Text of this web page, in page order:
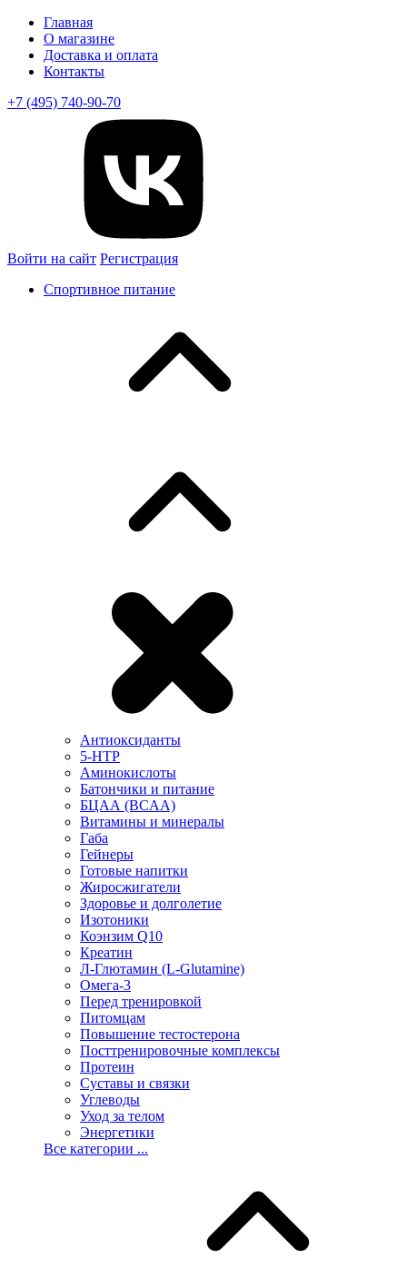
Главная
О магазине
Доставка и оплата
Контакты
+7 (495) 740-90-70
Войти на сайт Регистрация
Спортивное питание
Антиоксиданты
5-HTP
Аминокислоты
Батончики и питание
БЦАА (BCAA)
Витамины и минералы
Габа
Гейнеры
Готовые напитки
Жиросжигатели
Здоровье и долголетие
Изотоники
Коэнзим Q10
Креатин
Л-Глютамин (L-Glutamine)
Омега-3
Перед тренировкой
Питомцам
Повышение тестостерона
Посттренировочные комплексы
Протеин
Суставы и связки
Углеводы
Уход за телом
Энергетики
Все категории ...